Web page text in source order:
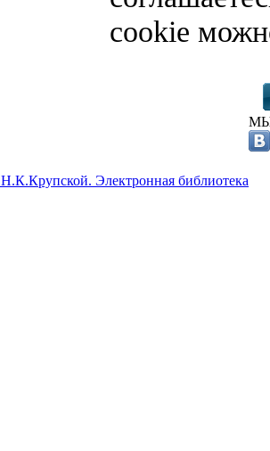
cookie
Электронная библиотека